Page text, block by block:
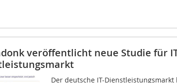
veröffentlicht neue Studie für
Der deutsche IT-Dienstleistungsmarkt